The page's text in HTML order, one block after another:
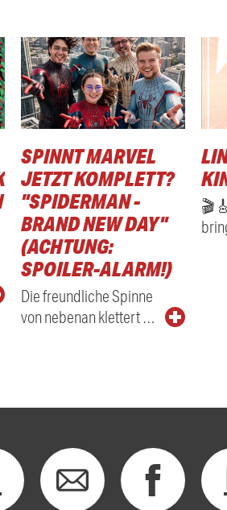
SPINNT MARVEL
JETZT KOMPLETT?
"SPIDERMAN -
BRAND NEW DAY"
(ACHTUNG:
SPOILER-ALARM!)
Die freundliche Spinne
von nebenan klettert …